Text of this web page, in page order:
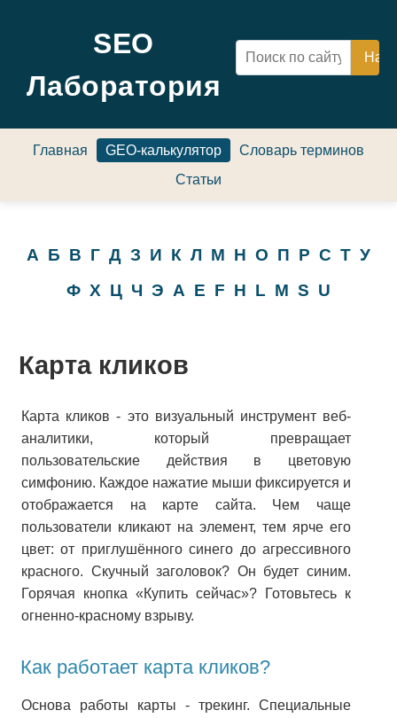
SEO
Лаборатория
Главная GEO-калькулятор
Словарь терминов
Статьи
А Б В Г Д З И К Л М Н О П Р С Т У
Ф Х Ц Ч Э A E F H L M S U
Карта кликов
Карта кликов - это визуальный инструмент веб-
аналитики, который превращает
пользовательские действия в цветовую
симфонию. Каждое нажатие мыши фиксируется и
отображается на карте сайта. Чем чаще
пользователи кликают на элемент, тем ярче его
цвет: от приглушённого синего до агрессивного
красного. Скучный заголовок? Он будет синим.
Горячая кнопка «Купить сейчас»? Готовьтесь к
огненно-красному взрыву.
Как работает карта кликов?
Основа работы карты - трекинг. Специальные